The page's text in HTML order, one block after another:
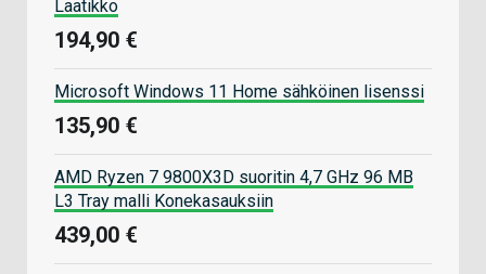
Laatikko
194,90 €
Microsoft Windows 11 Home sähköinen lisenssi
135,90 €
AMD Ryzen 7 9800X3D suoritin 4,7 GHz 96 MB
L3 Tray malli Konekasauksiin
439,00 €